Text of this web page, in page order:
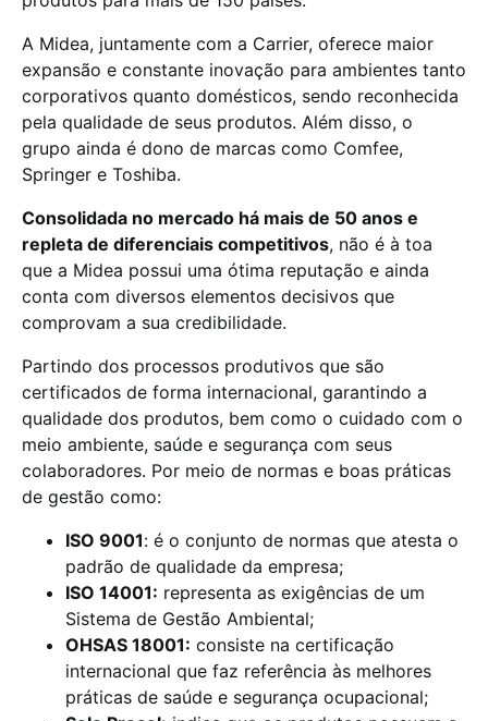
A Midea, juntamente com a Carrier, oferece maior
expansão e constante inovação para ambientes tanto
corporativos quanto domésticos, sendo reconhecida
pela qualidade de seus produtos. Além disso, o
grupo ainda é dono de marcas como Comfee,
Springer e Toshiba.
Consolidada no mercado há mais de 50 anos e
repleta de diferenciais competitivos, não é à toa
que a Midea possui uma ótima reputação e ainda
conta com diversos elementos decisivos que
comprovam a sua credibilidade.
Partindo dos processos produtivos que são
certificados de forma internacional, garantindo a
qualidade dos produtos, bem como o cuidado com o
meio ambiente, saúde e segurança com seus
colaboradores. Por meio de normas e boas práticas
de gestão como:
ISO 9001: é o conjunto de normas que atesta o
padrão de qualidade da empresa;
ISO 14001: representa as exigências de um
Sistema de Gestão Ambiental;
OHSAS 18001: consiste na certificação
internacional que faz referência às melhores
práticas de saúde e segurança ocupacional;